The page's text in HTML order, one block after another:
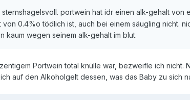
sternshagelsvoll. portwein hat idr einen alk-gehalt von
0.4%o tödlich ist, auch bei einem säugling nicht.
wegen seinem alk-gehalt im blut.
Portwein total knülle war, bezweifle ich nicht.
auf den Alkoholgelt dessen, was das Baby zu sich